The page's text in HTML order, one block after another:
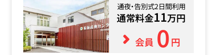
通夜・告別式2日間利用
通常料金11万円
会員 0円